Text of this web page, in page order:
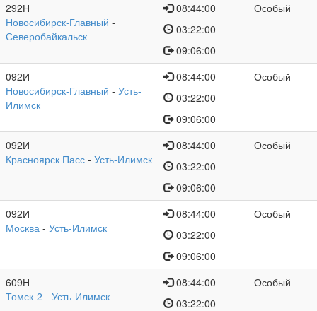
292Н
Новосибирск-Главный -
Северобайкальск
08:44:00
03:22:00
09:06:00
Особый
092И
Новосибирск-Главный - Усть-
Илимск
08:44:00
03:22:00
09:06:00
Особый
092И
Красноярск Пасс - Усть-Илимск
08:44:00
03:22:00
09:06:00
Особый
092И
Москва - Усть-Илимск
08:44:00
03:22:00
09:06:00
Особый
609Н
Томск-2 - Усть-Илимск
08:44:00
03:22:00
Особый